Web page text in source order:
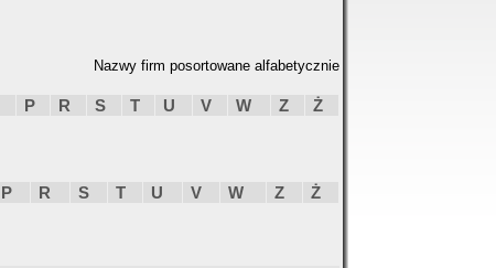
Nazwy firm posortowane alfabetycznie
P R S T U V W Z Ż
P R S T U V W Z Ż